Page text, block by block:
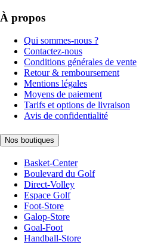
À propos
Qui sommes-nous ?
Contactez-nous
Conditions générales de vente
Retour & remboursement
Mentions légales
Moyens de paiement
Tarifs et options de livraison
Avis de confidentialité
Nos boutiques
Basket-Center
Boulevard du Golf
Direct-Volley
Espace Golf
Foot-Store
Galop-Store
Goal-Foot
Handball-Store